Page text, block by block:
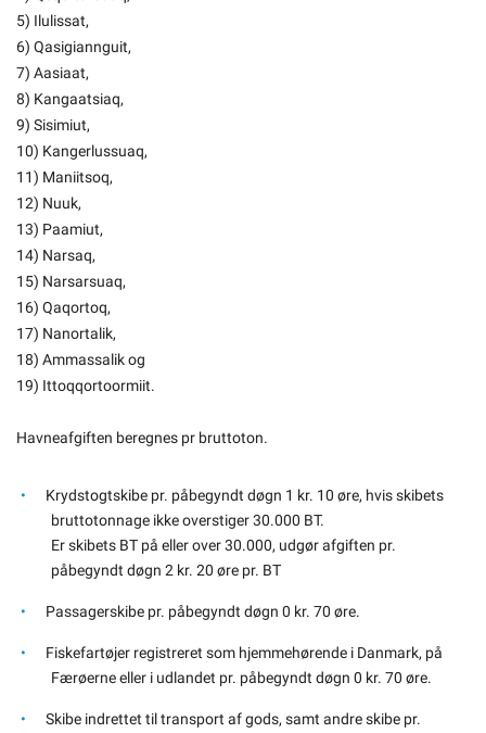
5) Ilulissat,
6) Qasigiannguit,
7) Aasiaat,
8) Kangaatsiaq,
9) Sisimiut,
10) Kangerlussuaq,
11) Maniitsoq,
12) Nuuk,
13) Paamiut,
14) Narsaq,
15) Narsarsuaq,
16) Qaqortoq,
17) Nanortalik,
18) Ammassalik og
19) Ittoqqortoormiit.
Havneafgiften beregnes pr bruttoton.
Krydstogtskibe pr. påbegyndt døgn 1 kr. 10 øre, hvis skibets
bruttotonnage ikke overstiger 30.000 BT.
Er skibets BT på eller over 30.000, udgør afgiften pr.
påbegyndt døgn 2 kr. 20 øre pr. BT
Passagerskibe pr. påbegyndt døgn 0 kr. 70 øre.
Fiskefartøjer registreret som hjemmehørende i Danmark, på
Færøerne eller i udlandet pr. påbegyndt døgn 0 kr. 70 øre.
Skibe indrettet til transport af gods, samt andre skibe pr.